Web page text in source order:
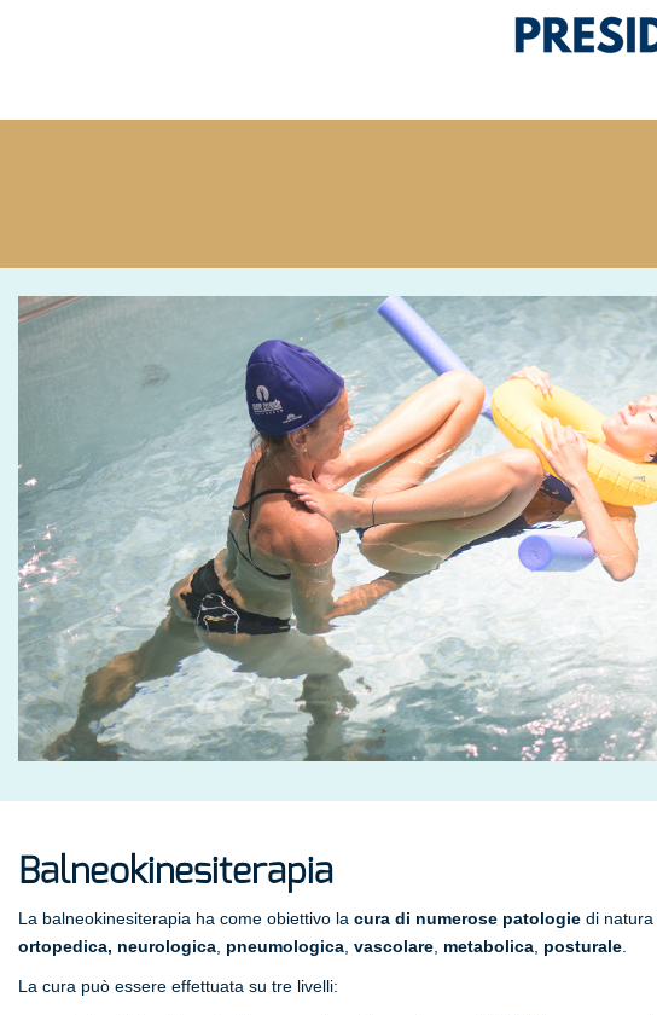
Balneokinesiterapia
La balneokinesiterapia ha come obiettivo la cura di numerose patologie di natura
ortopedica, neurologica pneumologica vascolare metabolica posturale
La cura può essere effettuata su tre livelli: